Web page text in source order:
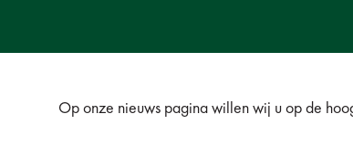
Op onze nieuws pagina willen wij u op de